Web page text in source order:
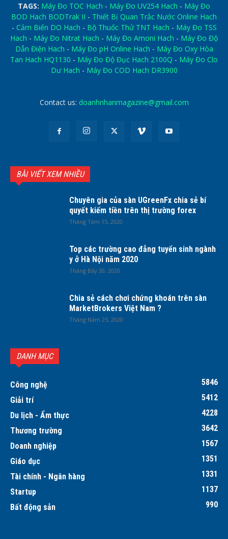
TAGS: Máy Đo TOC Hach - Máy Đo UV254 Hach - Máy Đo
BOD Hach BODTrak II - Thiết Bị Quan Trắc Nước Online Hach
- Cảm Biến DO Hach - Bộ Thuốc Thử TNT Hach - Máy Đo TSS
Hach - Máy Đo Nitrat Hach - Máy Đo Amoni Hach - Máy Đo Độ
Dẫn Điện Hach - Máy Đo pH Online Hach - Máy Đo Oxy Hòa
Tan Hach HQ1130 - Máy Đo Độ Đục Hach 2100Q - Máy Đo Clo
Dư Hach - Máy Đo COD Hach DR3900
Contact us: doanhnhanmagazine@gmail.com
BÀI VIẾT XEM NHIỀU
Chuyên gia của sàn UGreenFx chia sẻ bí
quyết kiếm tiền trên thị trường forex
Tháng Tám 15, 2020
Top các trường cao đẳng tuyển sinh ngành
y ở Hà Nội năm 2020
Tháng Bảy 30, 2020
Chia sẻ cách chơi chứng khoán trên sàn
MarketBrokers Việt Nam ?
Tháng Năm 25, 2020
DANH MỤC
Công nghệ
5846
Giải trí
5412
Du lịch - Ẩm thực
4228
Thương trường
3642
Doanh nghiệp
1567
Giáo dục
1351
Tài chính - Ngân hàng
1331
Startup
1137
Bất động sản
990